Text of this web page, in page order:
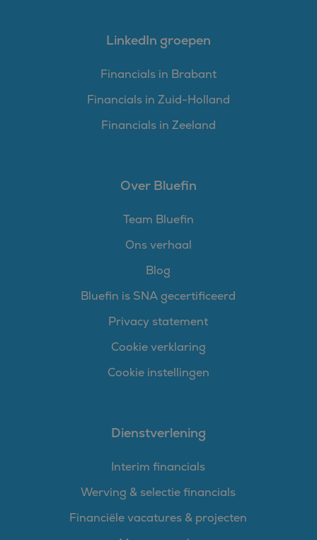
LinkedIn groepen
Financials in Brabant
Financials in Zuid-Holland
Financials in Zeeland
Over Bluefin
Team Bluefin
Ons verhaal
Blog
Bluefin is SNA gecertificeerd
Privacy statement
Cookie verklaring
Cookie instellingen
Dienstverlening
Interim financials
Werving & selectie financials
Financiële vacatures & projecten